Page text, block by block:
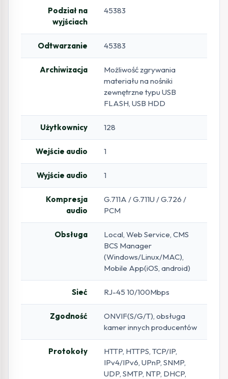
Podział na
wyjściach
45383
Odtwarzanie 45383
Archiwizacja
Możliwość zgrywania
materiału na nośniki
zewnętrzne typu USB
FLASH, USB HDD
Użytkownicy 128
Wejście audio 1
Wyjście audio 1
Kompresja
audio
G.711A / G.711U / G.726 /
PCM
Obsługa
Local, Web Service, CMS
BCS Manager
(Windows/Linux/MAC),
Mobile App(iOS, android)
Sieć RJ-45 10/100Mbps
Zgodność
ONVIF(S/G/T), obsługa
kamer innych producentów
Protokoły
HTTP, HTTPS, TCP/IP,
IPv4/IPv6, UPnP, SNMP,
UDP, SMTP, NTP, DHCP,